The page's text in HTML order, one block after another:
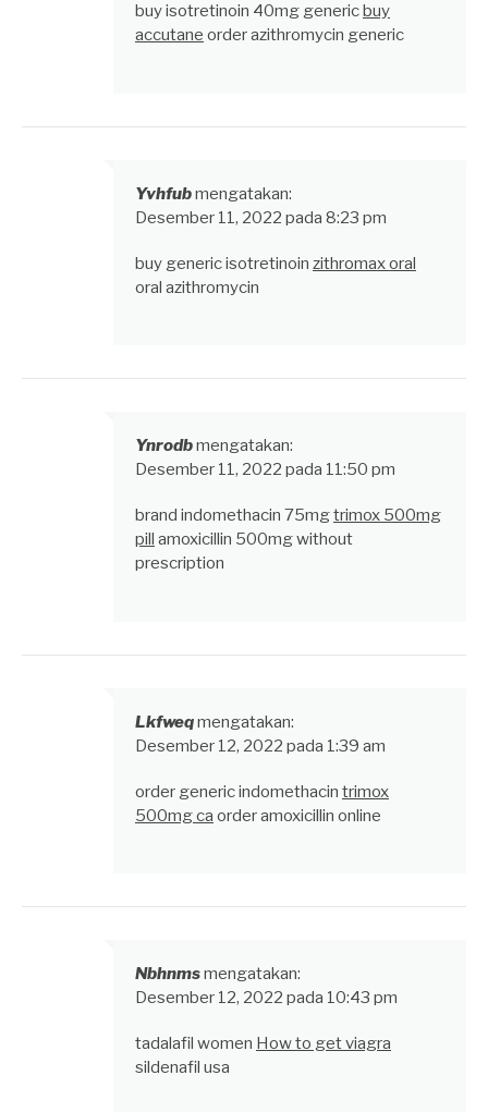
buy isotretinoin 40mg generic buy
accutane order azithromycin generic
Yvhfubmengatakan:
Desember 11, 2022 pada 8:23 pm
buy generic isotretinoin zithromax oral
oral azithromycin
Ynrodbmengatakan:
Desember 11, 2022 pada 11:50 pm
brand indomethacin 75mgtrimox 500mg
pill amoxicillin 500mg without
prescription
Lkfweqmengatakan:
Desember 12, 2022 pada 1:39 am
order generic indomethacin trimox
500mg ca order amoxicillin online
Nbhnmsmengatakan:
Desember 12, 2022 pada 10:43 pm
tadalafil women How to get viagra
sildenafil usa